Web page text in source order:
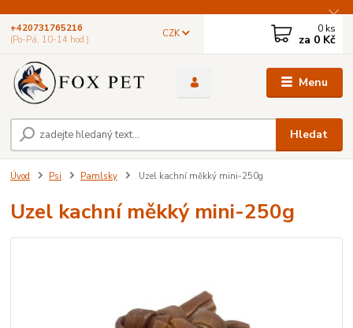
Menu
CZK
Hledat
+420731765216
(Po-Pá, 10-14 hod.)
0 ks
za 0 Kč
Úvod Psi Pamlsky Uzel kachní měkký mini-250g
Uzel kachní měkký mini-250g